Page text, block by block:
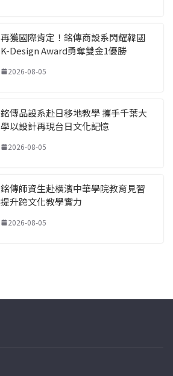
再獲國際肯定！銘傳商設系閃耀韓國
K-Design Award勇奪雙金1優勝
2026-08-05
銘傳品設系赴日移地教學 攜手千葉大
學以設計再現台日文化記憶
2026-08-05
銘傳師資生赴橫濱中華學院教育見習
提升跨文化教學實力
2026-08-05